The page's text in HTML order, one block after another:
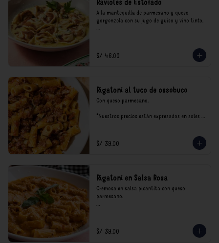
A la mantequilla de parmesano y queso
gorgonzola con su jugo de guiso y vino tinto.
consumo.
S/ 46.00
Rigatoni al tuco de ossobuco
Con queso parmesano.
*Nuestros precios están expresados en soles e
S/ 39.00
Rigatoni en Salsa Rosa
Cremosa en salsa picantita con queso
parmesano.
consumo.
S/ 39.00